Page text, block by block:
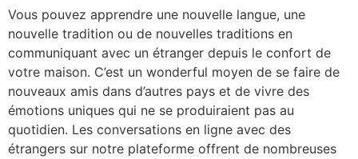
Vous pouvez apprendre une nouvelle langue, une
nouvelle tradition ou de nouvelles traditions en
communiquant avec un étranger depuis le confort de
votre maison. C’est un wonderful moyen de se faire de
nouveaux amis dans d’autres pays et de vivre des
émotions uniques qui ne se produiraient pas au
quotidien. Les conversations en ligne avec des
étrangers sur notre plateforme offrent de nombreuses